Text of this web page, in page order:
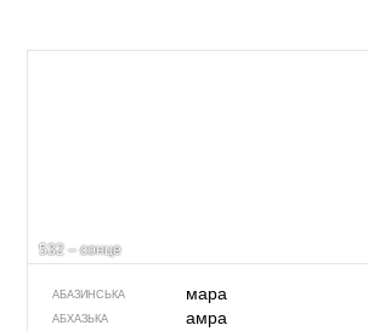
532 – сонце
АБАЗИНСЬКА мара
АБХАЗЬКА амра